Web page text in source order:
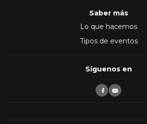
Saber más
Lo que hacemos
Tipos de eventos
Síguenos en